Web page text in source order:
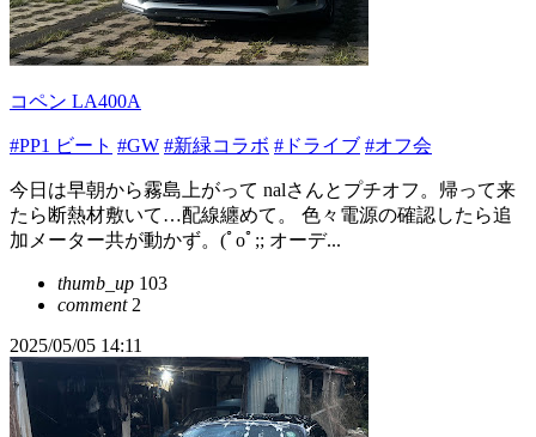
コペン LA400A
#PP1 ビート #GW #新緑コラボ #ドライブ #オフ会
今日は早朝から霧島上がって nalさんとプチオフ。帰って来
たら断熱材敷いて…配線纏めて。 色々電源の確認したら追
加メーター共が動かず。(ﾟoﾟ;; オーデ...
thumb_up 103
comment2
2025/05/05 14:11